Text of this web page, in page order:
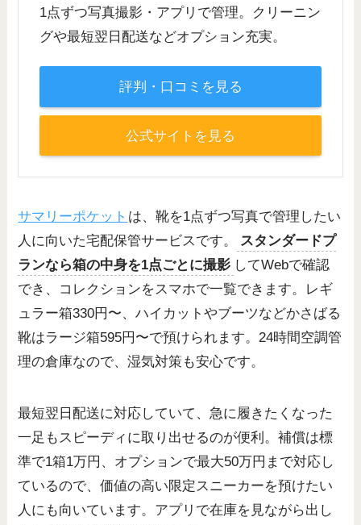
1点ずつ写真撮影・アプリで管理。クリーニン
グや最短翌日配送などオプション充実。
評判・口コミを見る
公式サイトを見る
サマリーポケット は、靴を1点ずつ写真で管理したい
人に向いた宅配保管サービスです。
スタンダードプ
ランなら箱の中身を1点ごとに撮影 してWebで確認
でき、コレクションをスマホで一覧できます。レギ
ュラー箱330円〜、ハイカットやブーツなどかさばる
靴はラージ箱595円〜で預けられます。24時間空調管
理の倉庫なので、湿気対策も安心です。
最短翌日配送に対応していて、急に履きたくなった
一足もスピーディに取り出せるのが便利。補償は標
準で1箱1万円、オプションで最大50万円まで対応し
ているので、価値の高い限定スニーカーを預けたい
人にも向いています。アプリで在庫を見ながら出し